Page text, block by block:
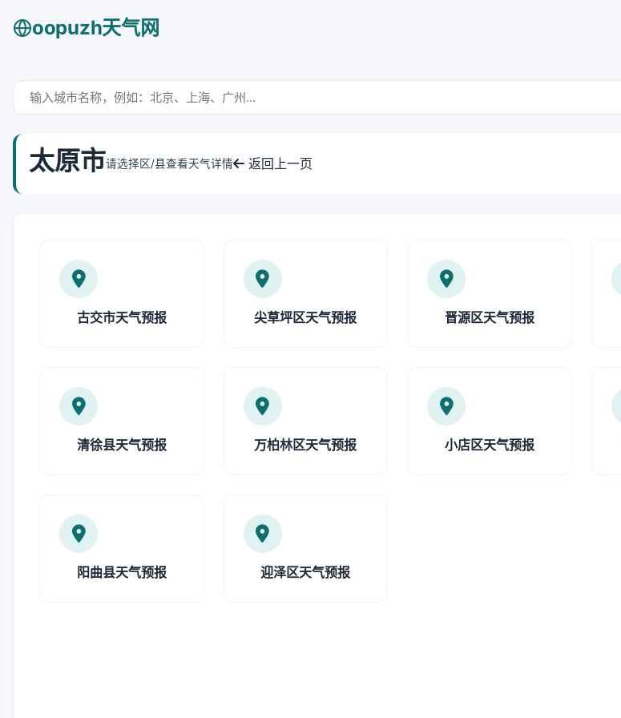
oopuzh天气网
太原市请选择区/县查看天气详情 返回上一页
古交市天气预报 尖草坪区天气预报 晋源区天气预报
清徐县天气预报 万柏林区天气预报 小店区天气预报
阳曲县天气预报 迎泽区天气预报